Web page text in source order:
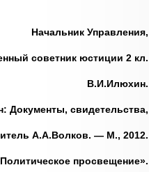
Начальник Управления,
советник юстиции 2 кл.
В.И.Илюхин.
Документы, свидетельства,
А.А.Волков. — М., 2012.
просвещение».